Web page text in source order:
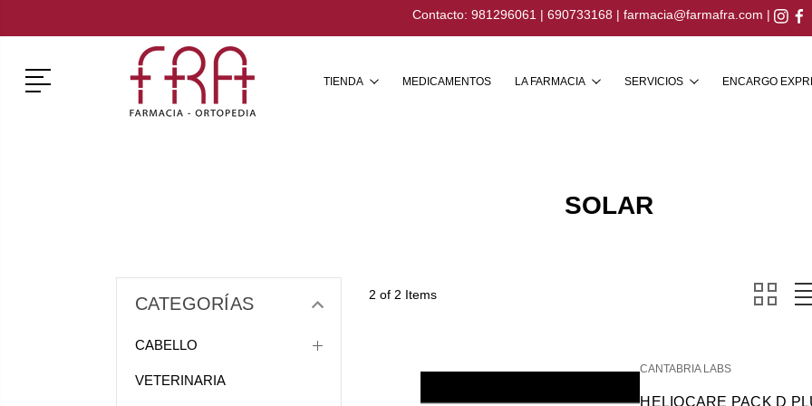
Contacto: 981296061 | 690733168 | farmacia@farmafra.com |
Menú TIENDA MEDICAMENTOS LA FARMACIA SERVICIOS ENCARGO
SOLAR
CATEGORÍAS
CABELLO
VETERINARIA
2 of 2 Items
CANTABRIA LABS